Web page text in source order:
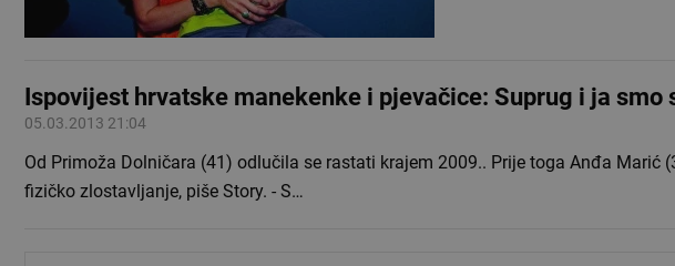
Ispovijest hrvatske manekenke i pjevačice: Suprug i ja smo
05.03.2013 21:04
Od Primoža Dolničara (41) odlučila se rastati krajem 2009.. Prije toga Anđa Marić
fizičko zlostavljanje, piše Story. - S…